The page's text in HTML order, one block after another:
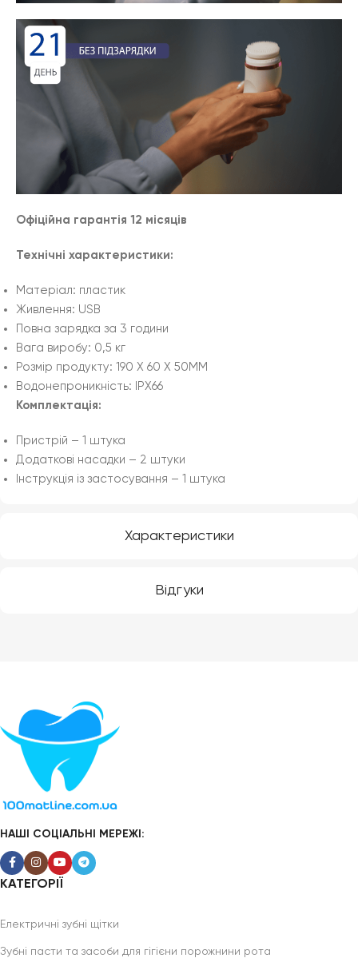
Характеристики
Відгуки
Офіційна гарантія 12 місяців
Технічні характеристики:
Матеріал: пластик
Живлення: USB
Повна зарядка за 3 години
Вага виробу: 0,5 кг
Розмір продукту: 190 X 60 X 50MM
Водонепроникність: IPX66
Комплектація:
Пристрій – 1 штука
Додаткові насадки – 2 штуки
Інструкція із застосування – 1 штука
НАШІ СОЦІАЛЬНІ МЕРЕЖІ:
КАТЕГОРІЇ
Електричні зубні щітки
Зубні пасти та засоби для гігієни порожнини рота